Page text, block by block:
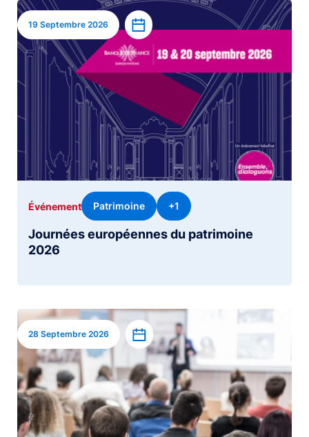
Image
19 Septembre 2026 Ajouter à l’agenda
Journées européennes du patrimoine
2026
Événement Patrimoine +1
Image
28 Septembre 2026 Ajouter à l’agenda